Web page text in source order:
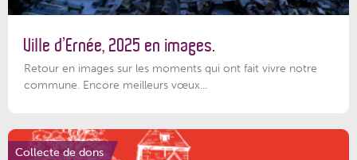
Ville d’Ernée, 2025 en images.
Retour en images sur les moments qui ont fait vivre notre
commune. Encore meilleurs vœux...
Collecte de dons